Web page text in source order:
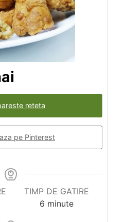
reteta
pe Pinterest
TIMP DE GATIRE
6 minutes
minute